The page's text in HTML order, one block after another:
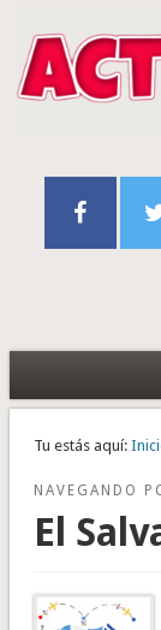
Tu estás aquí:
NAVEGANDO
El